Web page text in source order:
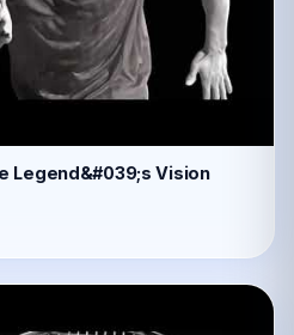
Legend&#039;s Vision